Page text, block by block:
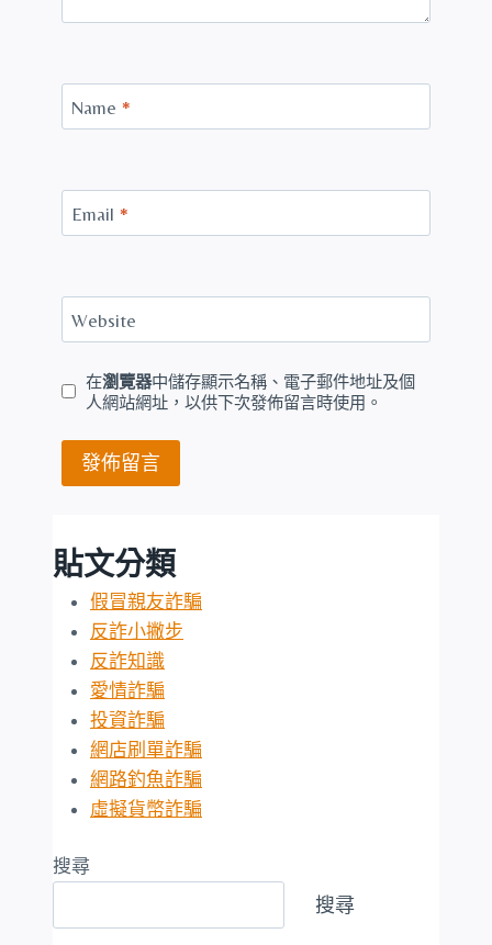
Name *
Email *
Website
在瀏覽器中儲存顯示名稱、電子郵件地址及個
人網站網址，以供下次發佈留言時使用。
貼文分類
假冒親友詐騙
反詐小撇步
反詐知識
愛情詐騙
投資詐騙
網店刷單詐騙
網路釣魚詐騙
虛擬貨幣詐騙
搜尋
搜尋